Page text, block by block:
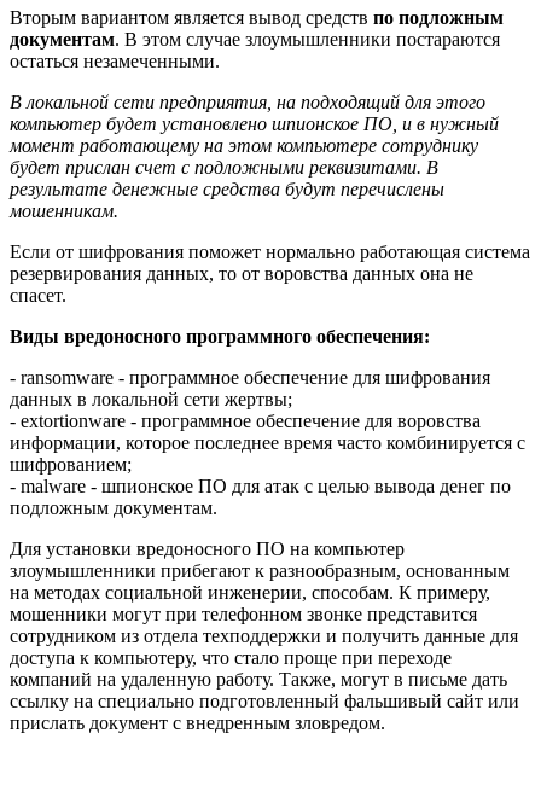
Вторым вариантом является вывод средств по подложным
документам. В этом случае злоумышленники постараются
остаться незамеченными.
В локальной сети предприятия, на подходящий для этого
компьютер будет установлено шпионское ПО, и в нужный
момент работающему на этом компьютере сотруднику
будет прислан счет с подложными реквизитами. В
результате денежные средства будут перечислены
мошенникам.
Если от шифрования поможет нормально работающая система
резервирования данных, то от воровства данных она не
спасет.
Виды вредоносного программного обеспечения:
- ransomware - программное обеспечение для шифрования
данных в локальной сети жертвы;
- extortionware - программное обеспечение для воровства
информации, которое последнее время часто комбинируется с
шифрованием;
- malware - шпионское ПО для атак с целью вывода денег по
подложным документам.
Для установки вредоносного ПО на компьютер
злоумышленники прибегают к разнообразным, основанным
на методах социальной инженерии, способам. К примеру,
мошенники могут при телефонном звонке представится
сотрудником из отдела техподдержки и получить данные для
доступа к компьютеру, что стало проще при переходе
компаний на удаленную работу. Также, могут в письме дать
ссылку на специально подготовленный фальшивый сайт или
прислать документ с внедренным зловредом.